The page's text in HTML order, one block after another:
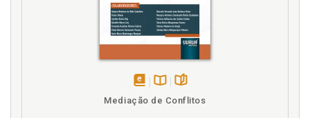
disponível
em
Disponível
páginas
Mediação de Conflitos